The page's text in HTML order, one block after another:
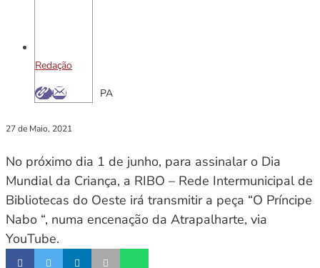
Redação
PA
27 de Maio, 2021
No próximo dia 1 de junho, para assinalar o Dia
Mundial da Criança, a RIBO – Rede Intermunicipal de
Bibliotecas do Oeste irá transmitir a peça “O Príncipe
Nabo “, numa encenação da Atrapalharte, via
YouTube.